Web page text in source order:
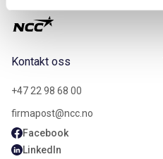
Kontakt oss
+47 22 98 68 00
firmapost@ncc.no
Facebook
LinkedIn